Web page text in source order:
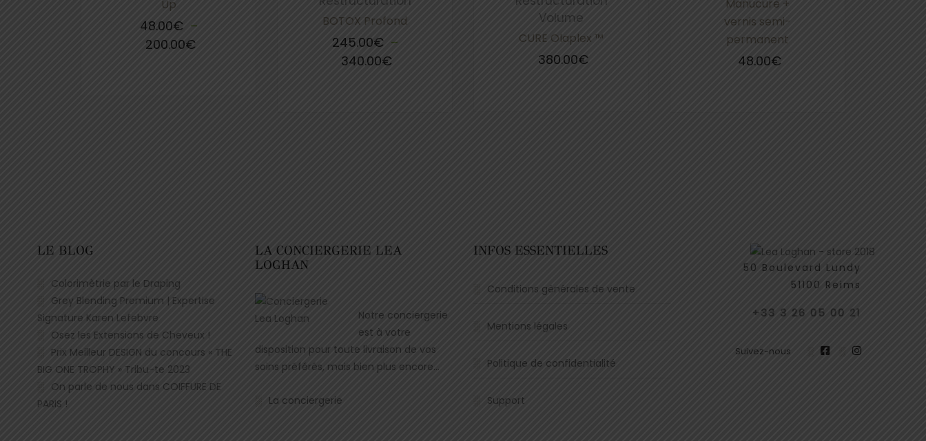
Up
48.00€ –
200.00€
BOTOX Profond
245.00€ –
340.00€
Volume
CURE Olaplex ™
380.00€
Manucure +
vernis semi-
permanent
48.00€
LE BLOG
Colorimètrie par le Draping
Grey Blending Premium | Expertise
Signature Karen Lefebvre
Osez les Extensions de Cheveux !
Prix Meilleur DESIGN du concours « THE
BIG ONE TROPHY » Tribu-te 2023
On parle de nous dans COIFFURE DE
PARIS !
LA CONCIERGERIE LEA
LOGHAN
Notre conciergerie
est à votre
disposition pour toute livraison de vos
soins préférés, mais bien plus encore…
La conciergerie
INFOS ESSENTIELLES
Conditions générales de vente
Mentions légales
Politique de confidentialité
Support
50 Boulevard Lundy
51100 Reims
+33 3 26 05 00 21
Suivez-nous